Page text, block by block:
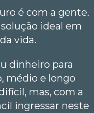
é com a gente.
ideal em
vida.
dinheiro para
médio e longo
mas, com a
ingressar neste